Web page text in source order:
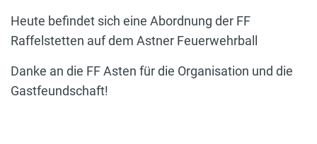
Heute befindet sich eine Abordnung der FF
Raffelstetten auf dem Astner Feuerwehrball
Danke an die FF Asten für die Organisation und die
Gastfeundschaft!